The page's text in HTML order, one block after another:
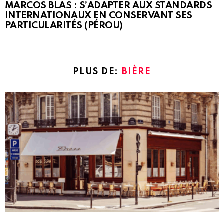
MARCOS BLAS : S’ADAPTER AUX STANDARDS
INTERNATIONAUX EN CONSERVANT SES
PARTICULARITÉS (PÉROU)
PLUS DE: BIÈRE